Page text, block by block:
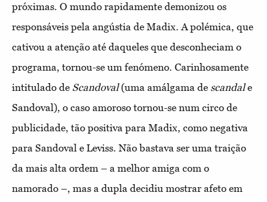
próximas. O mundo rapidamente demonizou os
responsáveis pela angústia de Madix. A polémica, que
cativou a atenção até daqueles que desconheciam o
programa, tornou-se um fenómeno. Carinhosamente
intitulado de Scandoval(uma amálgama de scandale
Sandoval), o caso amoroso tornou-se num circo de
publicidade, tão positiva para Madix, como negativa
para Sandoval e Leviss. Não bastava ser uma traição
da mais alta ordem – a melhor amiga com o
namorado –, mas a dupla decidiu mostrar afeto em